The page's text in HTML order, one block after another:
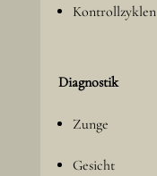
Kontrollzyklen
Diagnostik
Zunge
Gesicht